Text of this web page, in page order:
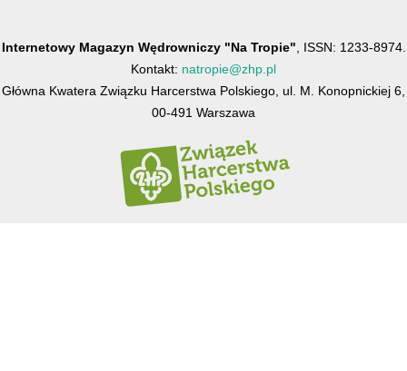
Internetowy Magazyn Wędrowniczy "Na Tropie" , ISSN: 1233-8974.
Kontakt: natropie@zhp.pl
Główna Kwatera Związku Harcerstwa Polskiego, ul. M. Konopnickiej 6,
00-491 Warszawa